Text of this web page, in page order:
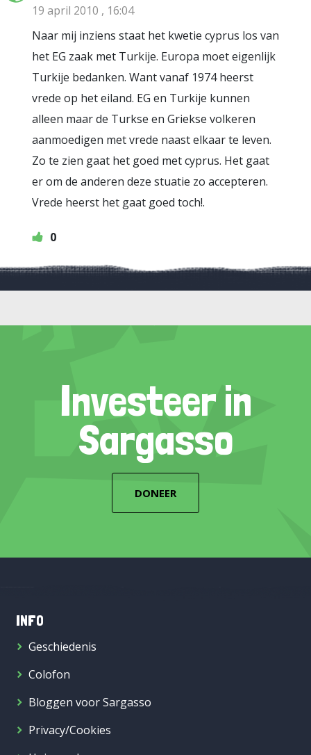
19 april 2010 , 16:04
Naar mij inziens staat het kwetie cyprus los van
het EG zaak met Turkije. Europa moet eigenlijk
Turkije bedanken. Want vanaf 1974 heerst
vrede op het eiland. EG en Turkije kunnen
alleen maar de Turkse en Griekse volkeren
aanmoedigen met vrede naast elkaar te leven.
Zo te zien gaat het goed met cyprus. Het gaat
er om de anderen deze stuatie zo accepteren.
Vrede heerst het gaat goed toch!.
0
Investeer in
Sargasso
DONEER
INFO
Geschiedenis
Colofon
Bloggen voor Sargasso
Privacy/Cookies